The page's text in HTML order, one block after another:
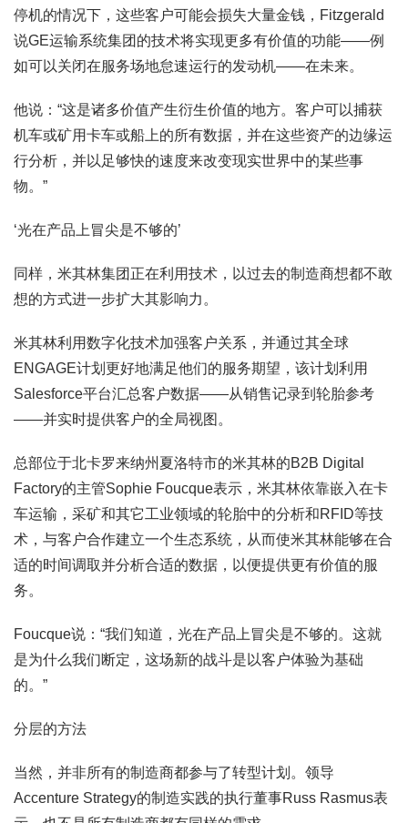
停机的情况下，这些客户可能会损失大量金钱，Fitzgerald
说GE运输系统集团的技术将实现更多有价值的功能——例
如可以关闭在服务场地怠速运行的发动机——在未来。
他说：“这是诸多价值产生衍生价值的地方。客户可以捕获
机车或矿用卡车或船上的所有数据，并在这些资产的边缘运
行分析，并以足够快的速度来改变现实世界中的某些事
物。”
‘光在产品上冒尖是不够的’
同样，米其林集团正在利用技术，以过去的制造商想都不敢
想的方式进一步扩大其影响力。
米其林利用数字化技术加强客户关系，并通过其全球
ENGAGE计划更好地满足他们的服务期望，该计划利用
Salesforce平台汇总客户数据——从销售记录到轮胎参考
——并实时提供客户的全局视图。
总部位于北卡罗来纳州夏洛特市的米其林的B2B Digital
Factory的主管Sophie Foucque表示，米其林依靠嵌入在卡
车运输，采矿和其它工业领域的轮胎中的分析和RFID等技
术，与客户合作建立一个生态系统，从而使米其林能够在合
适的时间调取并分析合适的数据，以便提供更有价值的服
务。
Foucque说：“我们知道，光在产品上冒尖是不够的。这就
是为什么我们断定，这场新的战斗是以客户体验为基础
的。”
分层的方法
当然，并非所有的制造商都参与了转型计划。领导
Accenture Strategy的制造实践的执行董事Russ Rasmus表